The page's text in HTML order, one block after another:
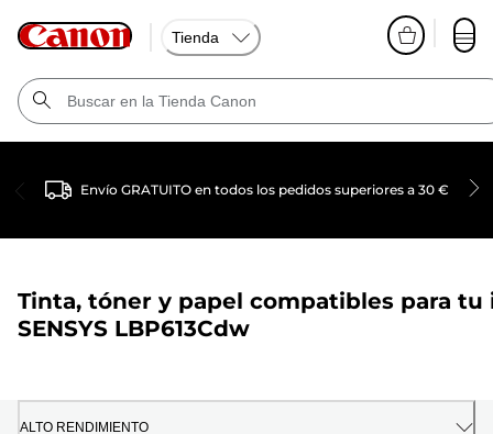
Tienda
Envío GRATUITO en todos los pedidos superiores a 30 €
Tinta, tóner y papel compatibles para tu
SENSYS LBP613Cdw
ALTO RENDIMIENTO